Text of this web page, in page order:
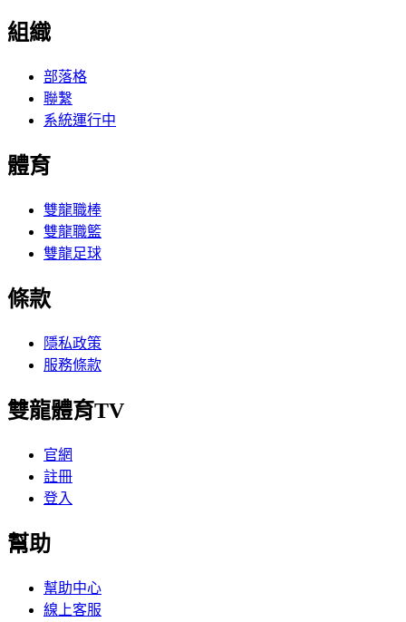
組織
部落格
聯繫
系統運行中
體育
雙龍職棒
雙龍職籃
雙龍足球
條款
隱私政策
服務條款
雙龍體育TV
官網
註冊
登入
幫助
幫助中心
線上客服